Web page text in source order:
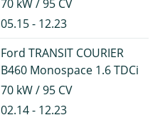
70 kW / 95 CV
05.15 - 12.23
Ford TRANSIT COURIER
B460 Monospace 1.6 TDCi
70 kW / 95 CV
02.14 - 12.23